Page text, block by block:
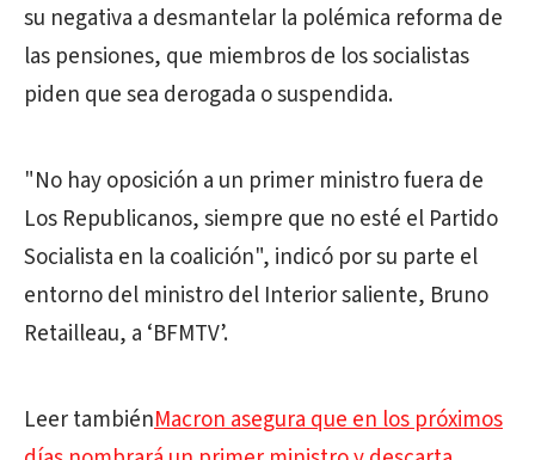
su negativa a desmantelar la polémica reforma de
las pensiones, que miembros de los socialistas
piden que sea derogada o suspendida.
"No hay oposición a un primer ministro fuera de
Los Republicanos, siempre que no esté el Partido
Socialista en la coalición", indicó por su parte el
entorno del ministro del Interior saliente, Bruno
Retailleau, a ‘BFMTV’.
Leer tambiénMacron asegura que en los próximos